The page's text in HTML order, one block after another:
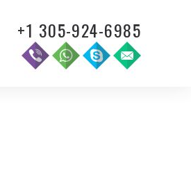
+1 305-924-6985